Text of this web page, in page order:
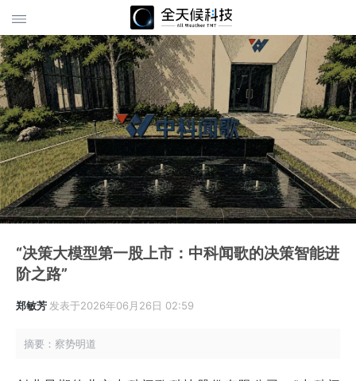
“决策大模型第一股上市：中科闻歌的决策智能进
阶之路”
郑敏芳发表于2026年06月26日 02:59
摘要：察势明道